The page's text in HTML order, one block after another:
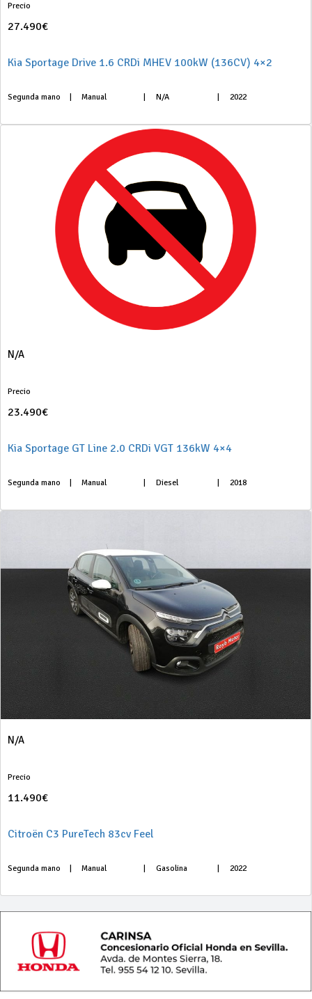
Precio
27.490€
Kia Sportage Drive 1.6 CRDi MHEV 100kW (136CV) 4×2
Segunda mano Manual N/A 2022
N/A
Precio
23.490€
Kia Sportage GT Line 2.0 CRDi VGT 136kW 4×4
Segunda mano Manual Diesel 2018
N/A
Precio
11.490€
Citroën C3 PureTech 83cv Feel
Segunda mano Manual Gasolina 2022